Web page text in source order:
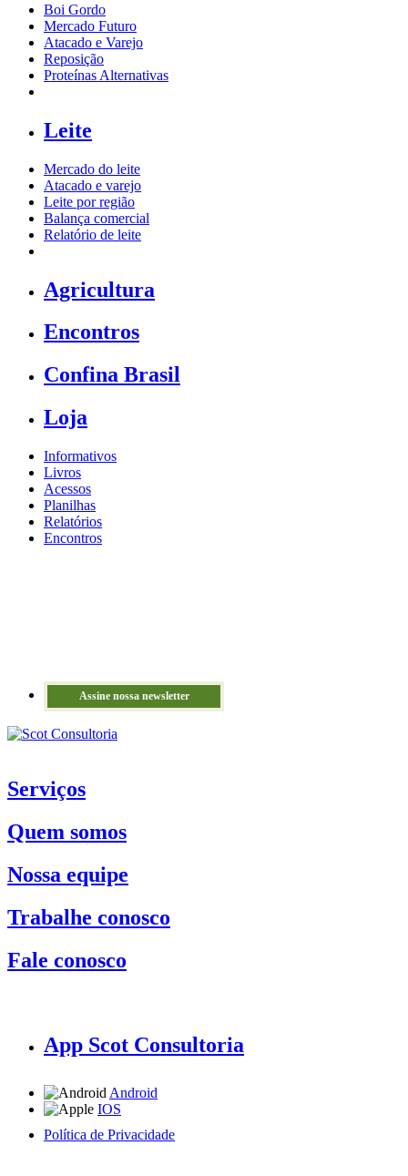
Boi Gordo
Mercado Futuro
Atacado e Varejo
Reposição
Proteínas Alternativas
Leite
Mercado do leite
Atacado e varejo
Leite por região
Balança comercial
Relatório de leite
Agricultura
Encontros
Confina Brasil
Loja
Informativos
Livros
Acessos
Planilhas
Relatórios
Encontros
Assine nossa newsletter
Serviços
Quem somos
Nossa equipe
Trabalhe conosco
Fale conosco
App Scot Consultoria
Android
IOS
Política de Privacidade